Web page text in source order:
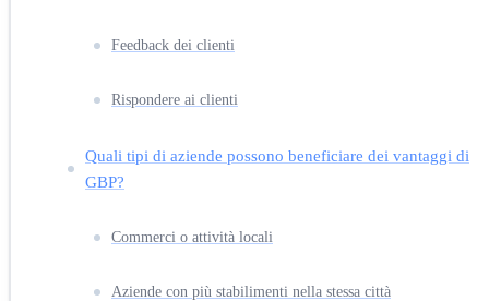
Feedback dei clienti
Rispondere ai clienti
Quali tipi di aziende possono beneficiare dei vantaggi di
GBP?
Commerci o attività locali
Aziende con più stabilimenti nella stessa città